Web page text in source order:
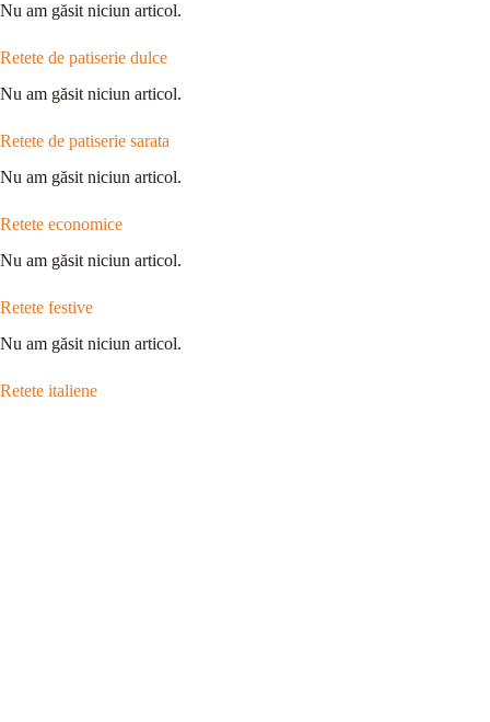
Nu am găsit niciun articol.
Retete de patiserie dulce
Nu am găsit niciun articol.
Retete de patiserie sarata
Nu am găsit niciun articol.
Retete economice
Nu am găsit niciun articol.
Retete festive
Nu am găsit niciun articol.
Retete italiene